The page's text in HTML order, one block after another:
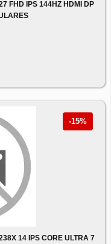
FHD IPS 144HZ HDMI DP
-15%
14 IPS CORE ULTRA 7